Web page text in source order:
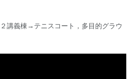
講義棟→テニスコート，多目的グラウ